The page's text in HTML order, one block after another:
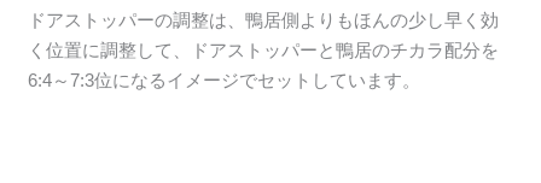
ドアストッパーの調整は、鴨居側よりもほんの少し早く効
く位置に調整して、ドアストッパーと鴨居のチカラ配分を
6:4～7:3位になるイメージでセットしています。